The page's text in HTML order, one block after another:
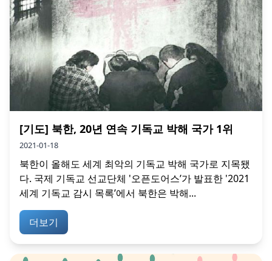
[기도] 북한, 20년 연속 기독교 박해 국가 1위
2021-01-18
북한이 올해도 세계 최악의 기독교 박해 국가로 지목됐
다. 국제 기독교 선교단체 '오픈도어스’가 발표한 '2021
세계 기독교 감시 목록’에서 북한은 박해...
더보기